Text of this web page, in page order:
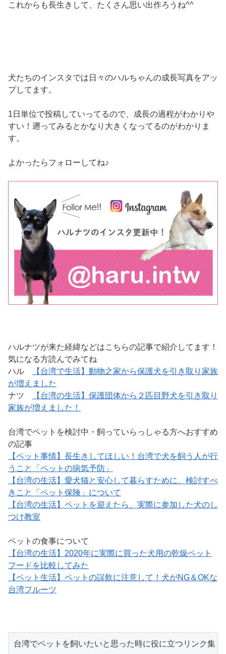
これからも長生きして、たくさん思い出作ろうね^^
犬たちのインスタでは日々のハルちゃんの成長写真をアッ
プしてます。
1日単位で投稿していってるので、成長の過程がわかりや
すい！遡ってみるとかなり大きくなってるのがわかりま
す。
よかったらフォローしてね♪
ハルナツが来た経緯などはこちらの記事で紹介してます！
気になる方読んでみてね
ハル
【台湾で生活】動物之家から保護犬を引き取り家族
が増えました
ナツ
【台湾の生活】保護団体から２匹目野犬を引き取り
家族が増えました！
台湾でペットを検討中・飼っていらっしゃる方へおすすめ
の記事
【ペット事情】長生きしてほしい！台湾で犬を飼う人が行
うこと「ペットの病気予防」
【台湾の生活】愛犬猫と安心して暮らすために、検討すべ
きこと「ペット保険」について
【台湾の生活】ペットを迎えたら、実際に参加した犬のし
つけ教室
ペットの食事について
【台湾の生活】2020年に実際に買った犬用の乾燥ペット
フードを比較してみた
【ペット生活】ペットの誤飲に注意して！犬がNG＆OKな
台湾フルーツ
台湾でペットを飼いたいと思った時に役に立つリンク集